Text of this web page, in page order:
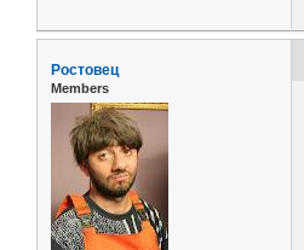
Ростовец
Members